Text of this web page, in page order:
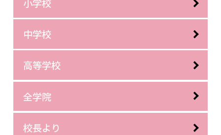
小学校
中学校
高等学校
全学院
校長より